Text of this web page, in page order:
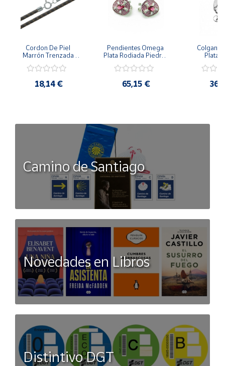
Cordon De Piel
Marrón Trenzada
Plata De 45Cm
18,14 €
Pendientes Omega
Plata Rodiada Piedras
65,15 €
Plata
Camino de Santiago
Novedades en Libros
Distintivo DGT